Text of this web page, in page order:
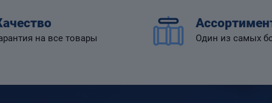
на все товары Один из самых